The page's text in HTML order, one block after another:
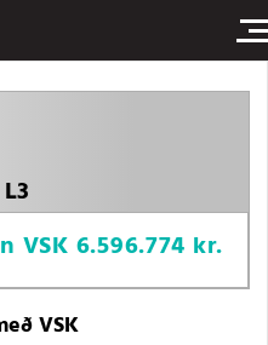
VSK 6.596.774 kr.
VSK